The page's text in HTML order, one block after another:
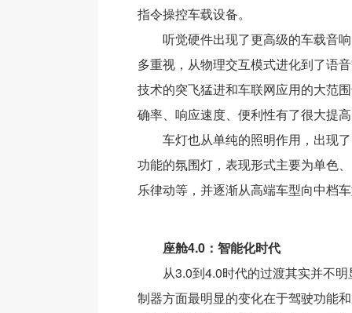
指令操控车载设备。
听觉硬件出现了更高级的车载音响
多重视，从物理交互模式进化到了语
技术的突飞猛进和车联网应用的大范
确率、响应速度、便利性有了很大提
车灯也从单纯的照明作用，出现了
功能的氛围灯，表现形式主要为单色
乐律动等，并逐渐从高端车型向中档
座舱4.0：智能化时代
从3.0到4.0时代的过渡其实并不明
制器方面最明显的变化在于驾驶功能